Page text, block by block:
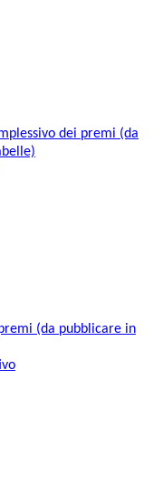
dei premi (da
(da pubblicare in